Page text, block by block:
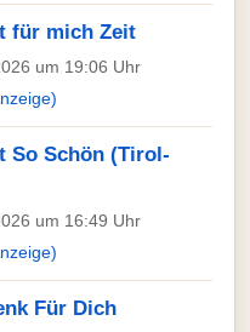
für mich Zeit
um 19:06 Uhr
So Schön (Tirol-
um 16:49 Uhr
Für Dich